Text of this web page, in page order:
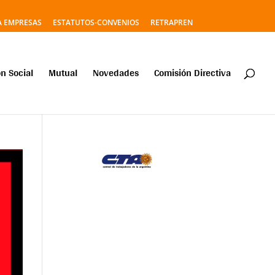
EMPRESAS ESTATUTOS-CONVENIOS RETRAPREN
Social Mutual Novedades Comisión Directiva